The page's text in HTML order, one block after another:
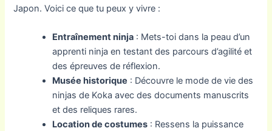
Japon. Voici ce que tu peux y vivre :
Entraînement ninja : Mets-toi dans la peau d’un
apprenti ninja en testant des parcours d’agilité et
des épreuves de réflexion.
Musée historique : Découvre le mode de vie des
ninjas de Koka avec des documents manuscrits
et des reliques rares.
Location de costumes : Ressens la puissance